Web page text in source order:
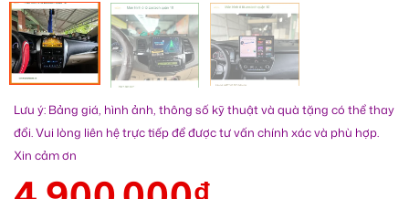
Lưu ý: Bảng giá, hình ảnh, thông số kỹ thuật và quà tặng có thể thay
đổi. Vui lòng liên hệ trực tiếp để được tư vấn chính xác và phù hợp.
Xin cảm ơn